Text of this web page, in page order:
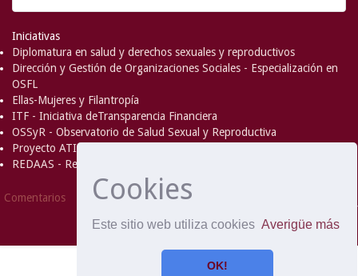
Cookies
Este sitio web utiliza cookies Averigüe más
OK!
Iniciativas
Diplomatura en salud y derechos sexuales y reproductivos
Dirección y Gestión de Organizaciones Sociales - Especialización en
OSFL
Ellas-Mujeres y Filantropía
ITF - Iniciativa deTransparencia Financiera
OSSyR - Observatorio de Salud Sexual y Reproductiva
Proyecto ATICA
REDAAS - Red de Acceso al Aborto Seguro
Comentarios DSpace Software
- Extensión mantenida y
optimizado por